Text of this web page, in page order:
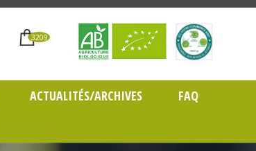
3209
ACTUALITÉS/ARCHIVES
FAQ